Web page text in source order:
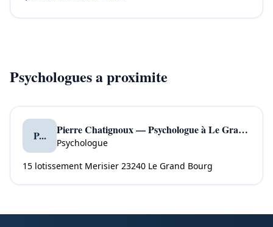
Psychologues a proximite
P... Pierre Chatignoux — Psychologue à Le Grand Bourg
Psychologue
15 lotissement Merisier 23240 Le Grand Bourg